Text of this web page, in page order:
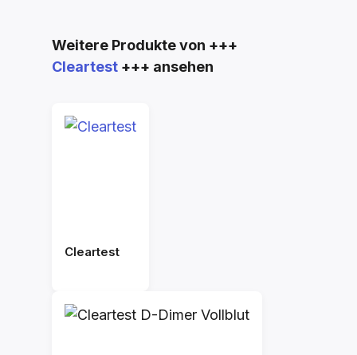
Produktgalerie überspringen
Weitere Produkte von +++
Cleartest +++ ansehen
Cleartest